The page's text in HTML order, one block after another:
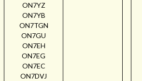
ON7YZ
ON7YB
ON7TGN
ON7GU
ON7EH
ON7EG
ON7EC
ON7DVJ